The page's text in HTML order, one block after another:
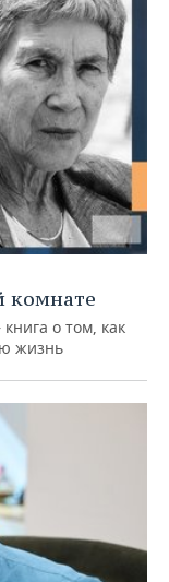
комнате
о том, как
жизнь